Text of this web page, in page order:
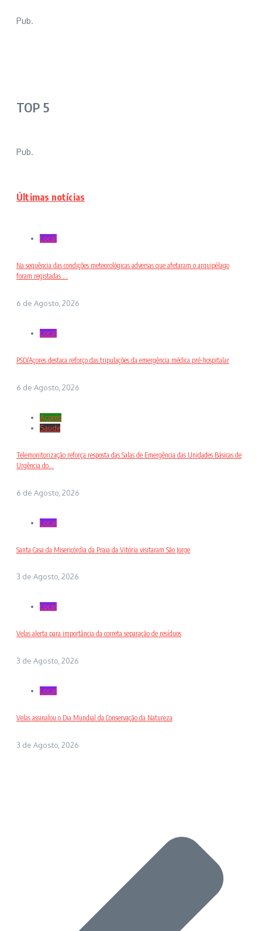
Pub.
TOP 5
Pub.
Últimas notícias
Local
Na sequência das condições meteorológicas adversas que afetaram o arquipélago
foram registadas ...
6 de Agosto, 2026
Local
PSD/Açores destaca reforço das tripulações da emergência médica pré-hospitalar
6 de Agosto, 2026
Açores
Saude
Telemonitorização reforça resposta das Salas de Emergência das Unidades Básicas de
Urgência do...
6 de Agosto, 2026
Local
Santa Casa da Misericórdia da Praia da Vitória visitaram São Jorge
3 de Agosto, 2026
Local
Velas alerta para importância da correta separação de resíduos
3 de Agosto, 2026
Local
Velas assinalou o Dia Mundial da Conservação da Natureza
3 de Agosto, 2026